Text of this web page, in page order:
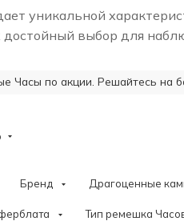
уникальной
выбор для
Часы по акции. Решайтесь на
Бренд Драгоценные
Тип ремешка